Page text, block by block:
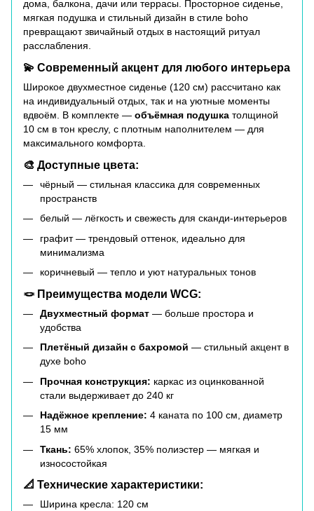
дома, балкона, дачи или террасы. Просторное сиденье,
мягкая подушка и стильный дизайн в стиле boho
превращают звичайный отдых в настоящий ритуал
расслабления.
💫 Современный акцент для любого интерьера
Широкое двухместное сиденье (120 см) рассчитано как
на индивидуальный отдых, так и на уютные моменты
вдвоём. В комплекте — объёмная подушка толщиной
10 см в тон креслу, с плотным наполнителем — для
максимального комфорта.
🎨 Доступные цвета:
чёрный — стильная классика для современных
пространств
белый — лёгкость и свежесть для сканди-интерьеров
графит — трендовый оттенок, идеально для
минимализма
коричневый — тепло и уют натуральных тонов
🪢 Преимущества модели WCG:
Двухместный формат — больше простора и
удобства
Плетёный дизайн с бахромой — стильный акцент в
духе boho
Прочная конструкция: каркас из оцинкованной
стали выдерживает до 240 кг
Надёжное крепление: 4 каната по 100 см, диаметр
15 мм
Ткань: 65% хлопок, 35% полиэстер — мягкая и
износостойкая
📐 Технические характеристики:
Ширина кресла: 120 см